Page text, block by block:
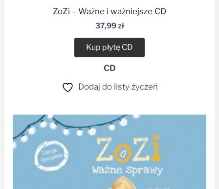
37,99zł
Kup płytę CD
CD
Dodaj do listy życzeń